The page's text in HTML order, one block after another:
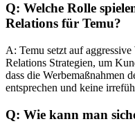
Q: Welche Rolle
Relations für Temu?
A: Temu setzt auf
Relations Strategien, um
dass die Werbemaßnahmen
entsprechen und keine
Q: Wie kann man